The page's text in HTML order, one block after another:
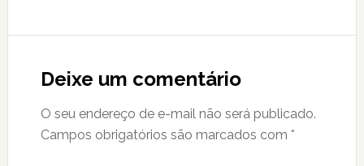
Interactions
Deixe um comentário
O seu endereço de e-mail não será publicado.
Campos obrigatórios são marcados com *